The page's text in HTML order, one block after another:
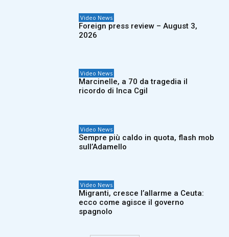
Video News
Foreign press review – August 3,
2026
Video News
Marcinelle, a 70 da tragedia il
ricordo di Inca Cgil
Video News
Sempre più caldo in quota, flash mob
sull’Adamello
Video News
Migranti, cresce l’allarme a Ceuta:
ecco come agisce il governo
spagnolo